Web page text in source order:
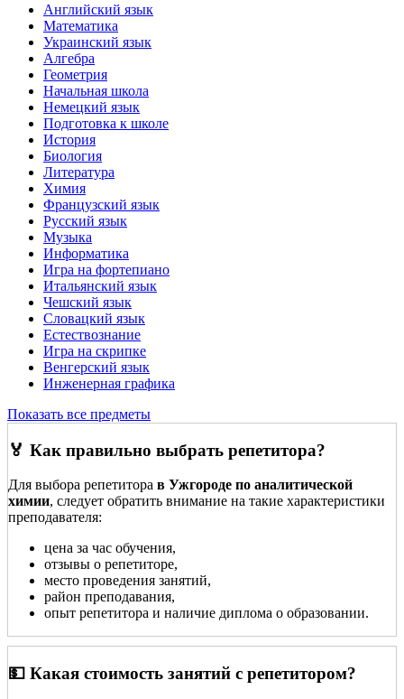
Английский язык
Математика
Украинский язык
Алгебра
Геометрия
Начальная школа
Немецкий язык
Подготовка к школе
История
Биология
Литература
Химия
Французский язык
Русский язык
Музыка
Информатика
Игра на фортепиано
Итальянский язык
Чешский язык
Словацкий язык
Естествознание
Игра на скрипке
Венгерский язык
Инженерная графика
Показать все предметы
🏅 Как правильно выбрать репетитора?
Для выбора репетитора в Ужгороде по аналитической
химии, следует обратить внимание на такие характеристики
преподавателя:
цена за час обучения,
отзывы о репетиторе,
место проведения занятий,
район преподавания,
опыт репетитора и наличие диплома о образовании.
💵 Какая стоимость занятий с репетитором?